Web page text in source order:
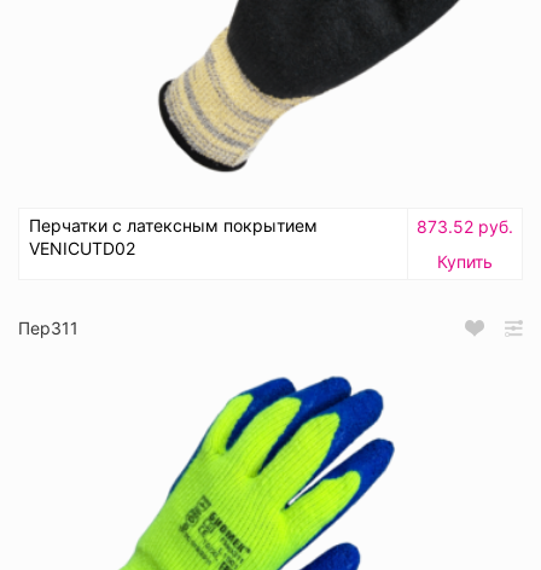
Перчатки с латексным покрытием
VENICUTD02
873.52 руб.
Купить
Пер311